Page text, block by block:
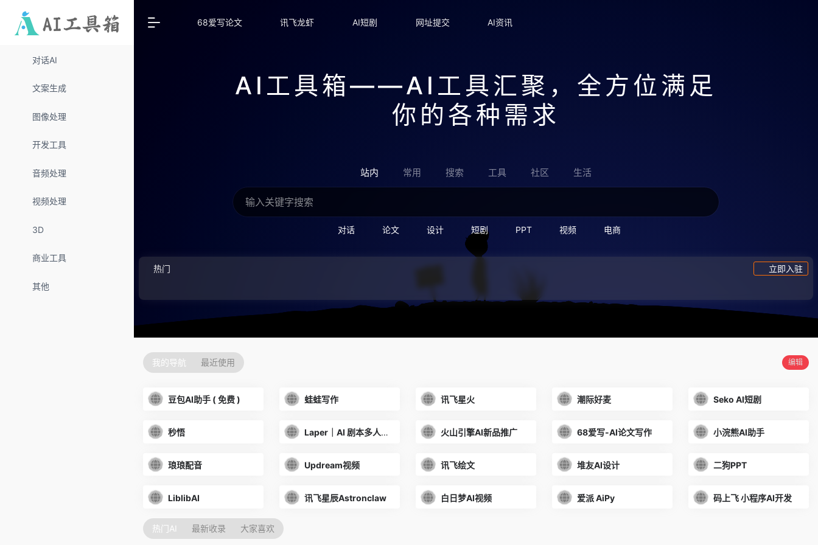
对话AI
文案生成
图像处理
开发工具
音频处理
视频处理
3D
商业工具
其他
68爱写论文 讯飞龙虾 AI短剧 网址提交 AI资讯
AI工具箱——AI工具汇聚，全方位满足
你的各种需求
站内 常用 搜索 工具 社区 生活
对话 论文 设计 短剧 PPT 视频 电商
热门 立即入驻
我的导航 最近使用 编辑
豆包AI助手 ( 免费 ) 蛙蛙写作 讯飞星火 潮际好麦 Seko AI短剧
秒悟 Laper｜AI 剧本多人协作平台 火山引擎AI新品推广 68爱写-AI论文写作 小浣熊AI助手
琅琅配音 Updream视频 讯飞绘文 堆友AI设计 二狗PPT
LiblibAI 讯飞星辰Astronclaw 白日梦AI视频 爱派 AiPy 码上飞 小程序AI开发
热门AI 最新收录 大家喜欢